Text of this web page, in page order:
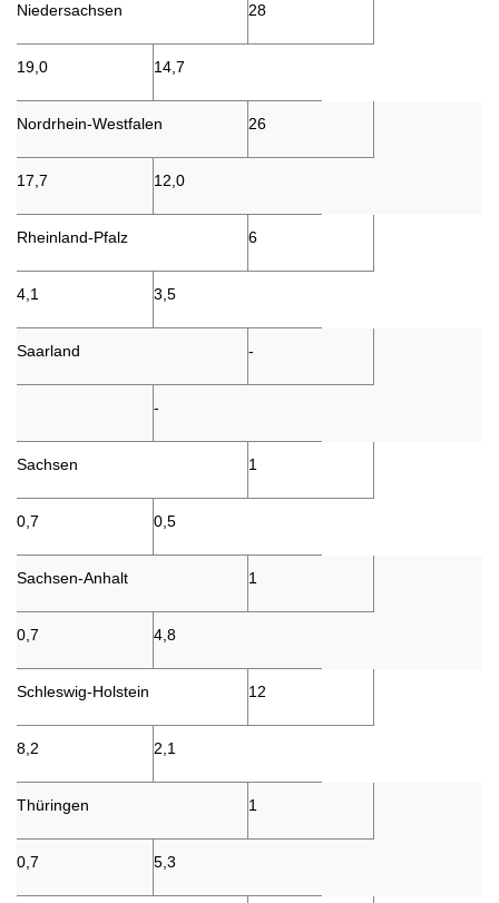
Niedersachsen 28
19,0 14,7
Nordrhein-Westfalen 26
17,7 12,0
Rheinland-Pfalz 6
4,1 3,5
Saarland -
-
Sachsen 1
0,7 0,5
Sachsen-Anhalt 1
0,7 4,8
Schleswig-Holstein 12
8,2 2,1
Thüringen 1
0,7 5,3